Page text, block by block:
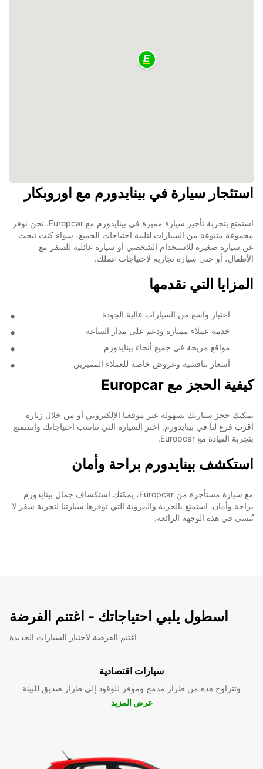
استئجار سيارة في بينايدورم مع اوروبكار
استمتع بتجربة تأجير سيارة مميزة في بينايدورم مع Europcar. نحن نوفر
مجموعة متنوعة من السيارات لتلبية احتياجات الجميع، سواء كنت تبحث
عن سيارة صغيرة للاستخدام الشخصي أو سيارة عائلية للسفر مع
الأطفال، أو حتى سيارة تجارية لاحتياجات عملك.
المزايا التي نقدمها
اختيار واسع من السيارات عالية الجودة
خدمة عملاء ممتازة ودعم على مدار الساعة
مواقع مريحة في جميع أنحاء بينايدورم
أسعار تنافسية وعروض خاصة للعملاء المميزين
كيفية الحجز مع Europcar
يمكنك حجز سيارتك بسهولة عبر موقعنا الإلكتروني أو من خلال زيارة
أقرب فرع لنا في بينايدورم. اختر السيارة التي تناسب احتياجاتك واستمتع
بتجربة القيادة مع Europcar.
استكشف بينايدورم براحة وأمان
مع سيارة مستأجرة من Europcar، يمكنك استكشاف جمال بينايدورم
براحة وأمان. استمتع بالحرية والمرونة التي توفرها سيارتنا لتجربة سفر لا
تُنسى في هذه الوجهة الرائعة.
اسطول يلبي احتياجاتك - اغتنم الفرضة
اغتنم الفرصة لاختبار السيارات الجديدة
سيارات اقتصادية
وتتراوح هذه من طراز مدمج وموفر للوقود إلى طراز صديق للبيئة
عرض المزيد